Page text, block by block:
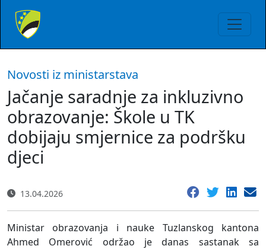
Novosti iz ministarstava
Jačanje saradnje za inkluzivno
obrazovanje: Škole u TK
dobijaju smjernice za podršku
djeci
13.04.2026
Ministar obrazovanja i nauke Tuzlanskog kantona
Ahmed Omerović održao je danas sastanak sa